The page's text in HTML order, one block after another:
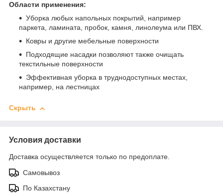
Области применения:
Уборка любых напольных покрытий, например
паркета, ламината, пробок, камня, линолеума или ПВХ.
Ковры и другие мебельные поверхности
Подходящие насадки позволяют также очищать
текстильные поверхности
Эффективная уборка в труднодоступных местах,
например, на лестницах
Скрыть
Условия доставки
Доставка осуществляется только по предоплате.
Самовывоз
По Казахстану